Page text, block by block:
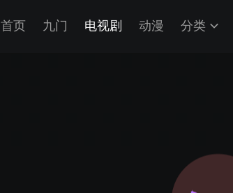
首页 九门 电视剧 动漫 分类